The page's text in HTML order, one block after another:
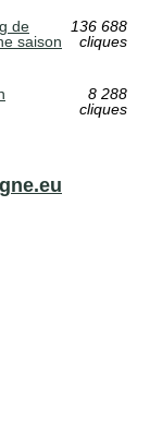
de
saison
136 688
cliques
8 288
cliques